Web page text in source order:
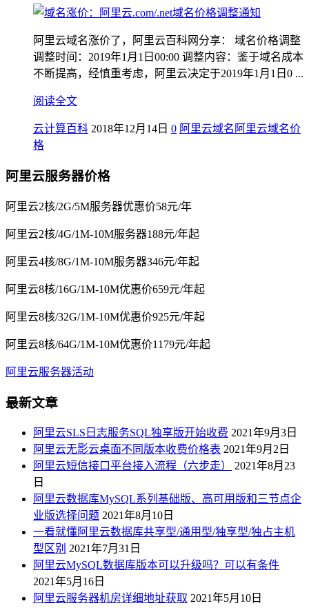
阿里云域名涨价了，阿里云百科网分享： 域名价格调整
调整时间：2019年1月1日00:00 调整内容：鉴于域名成本
不断提高，经慎重考虑，阿里云决定于2019年1月1日0 ...
阅读全文
云计算百科 2018年12月14日 0 阿里云域名 阿里云域名价
格
阿里云服务器价格
阿里云2核/2G/5M服务器优惠价58元/年
阿里云2核/4G/1M-10M服务器188元/年起
阿里云4核/8G/1M-10M服务器346元/年起
阿里云8核/16G/1M-10M优惠价659元/年起
阿里云8核/32G/1M-10M优惠价925元/年起
阿里云8核/64G/1M-10M优惠价1179元/年起
阿里云服务器活动
最新文章
阿里云SLS日志服务SQL独享版开始收费 2021年9月3日
阿里云无影云桌面不同版本收费价格表 2021年9月2日
阿里云短信接口平台接入流程（六步走）
2021年8月23
日
阿里云数据库MySQL系列基础版、高可用版和三节点企
业版选择问题 2021年8月10日
一看就懂阿里云数据库共享型/通用型/独享型/独占主机
型区别 2021年7月31日
阿里云MySQL数据库版本可以升级吗？可以有条件
2021年5月16日
阿里云服务器机房详细地址获取 2021年5月10日